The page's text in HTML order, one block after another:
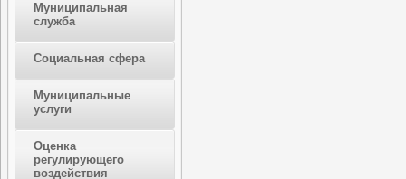
Муниципальная
служба
Социальная сфера
Муниципальные
услуги
Оценка
регулирующего
воздействия